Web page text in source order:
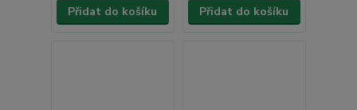
Přidat do košíku Přidat do košíku